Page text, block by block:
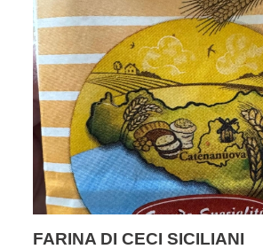
FARINA DI CECI SICILIANI